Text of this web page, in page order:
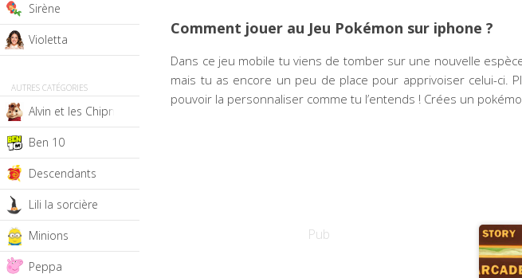
Sirène
Violetta
AUTRES CATÉGORIES
Alvin et les Chipmunks
Ben 10
Descendants
Lili la sorcière
Minions
Peppa
Comment jouer au Jeu Pokémon sur iphone ?
Dans ce jeu mobile tu viens de tomber sur une nouvelle
mais tu as encore un peu de place pour apprivoiser celui-ci.
pouvoir la personnaliser comme tu l’entends ! Crées un
Pub